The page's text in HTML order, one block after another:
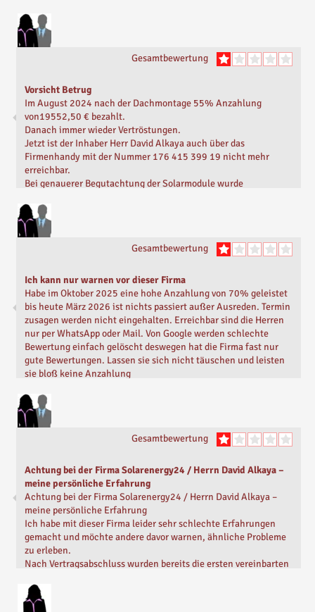
Geschäftsgebaren, das selbst nach einer Stornierung noch
versucht, Geld einzufordern. Ich kann Solarenergy24 nicht
empfehlen.
Fast-KundeVor2 Monaten
Gesamtbewertung
Vorsicht Betrug
Im August 2024 nach der Dachmontage 55% Anzahlung
von19552,50 € bezahlt.
Danach immer wieder Vertröstungen.
Jetzt ist der Inhaber Herr David Alkaya auch über das
Firmenhandy mit der Nummer 176 415 399 19 nicht mehr
erreichbar.
Bei genauerer Begutachtung der Solarmodule wurde
Rest laienhaft ausgeführt ist.
Geschrieben von
Gesamtbewertung
Ich kann nur warnen vor dieser Firma
Habe im Oktober 2025 eine hohe Anzahlung von 70% geleistet
bis heute März 2026 ist nichts passiert außer Ausreden. Termin
zusagen werden nicht eingehalten. Erreichbar sind die Herren
nur per WhatsApp oder Mail. Von Google werden schlechte
Bewertung einfach gelöscht deswegen hat die Firma fast nur
gute Bewertungen. Lassen sie sich nicht täuschen und leisten
sie bloß keine Anzahlung
Gesamtbewertung
Achtung bei der Firma Solarenergy24 / Herrn David Alkaya –
meine persönliche Erfahrung
Achtung bei der Firma Solarenergy24 / Herrn David Alkaya –
meine persönliche Erfahrung
Ich habe mit dieser Firma leider sehr schlechte Erfahrungen
gemacht und möchte andere davor warnen, ähnliche Probleme
zu erleben.
Nach Vertragsabschluss wurden bereits die ersten vereinbarten
zeigte, dass etwas nicht stimmt, bin ich nach gemeinsamer
Abstimmung mit Herrn Alkaya vom Kaufvertrag zurückgetreten.